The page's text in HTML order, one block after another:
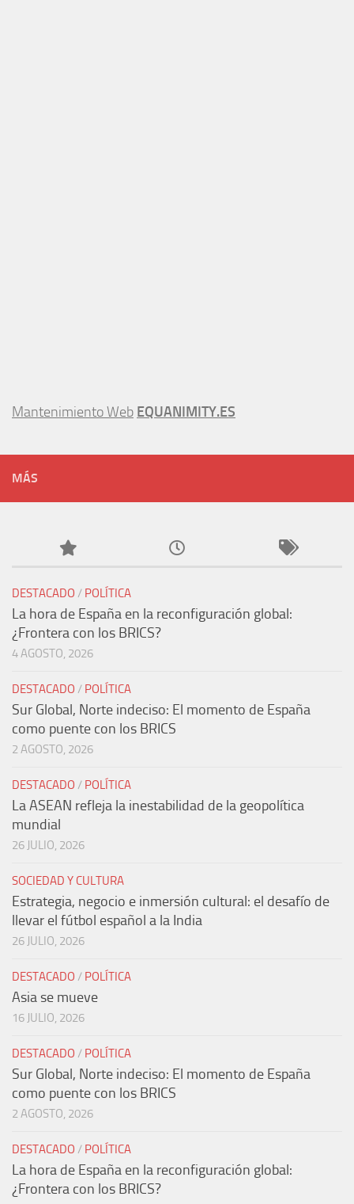
Mantenimiento Web EQUANIMITY.ES
MÁS
DESTACADO / POLÍTICA
La hora de España en la reconfiguración global:
¿Frontera con los BRICS?
4 AGOSTO, 2026
DESTACADO / POLÍTICA
Sur Global, Norte indeciso: El momento de España
como puente con los BRICS
2 AGOSTO, 2026
DESTACADO / POLÍTICA
La ASEAN refleja la inestabilidad de la geopolítica
mundial
26 JULIO, 2026
SOCIEDAD Y CULTURA
Estrategia, negocio e inmersión cultural: el desafío de
llevar el fútbol español a la India
26 JULIO, 2026
DESTACADO / POLÍTICA
Asia se mueve
16 JULIO, 2026
DESTACADO / POLÍTICA
Sur Global, Norte indeciso: El momento de España
como puente con los BRICS
2 AGOSTO, 2026
DESTACADO / POLÍTICA
La hora de España en la reconfiguración global:
¿Frontera con los BRICS?